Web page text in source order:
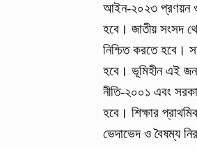
আইন-২০২৩ প্রণয়ন ও
হবে। জাতীয় সংসদ
নিশ্চিত করতে হবে।
হবে। ভূমিহীন এই
নীতি-২০০১ এবং
হবে। শিক্ষার
ভেদাভেদ ও বৈষম্য